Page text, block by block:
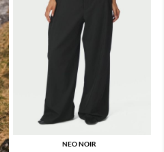
NEO NOIR